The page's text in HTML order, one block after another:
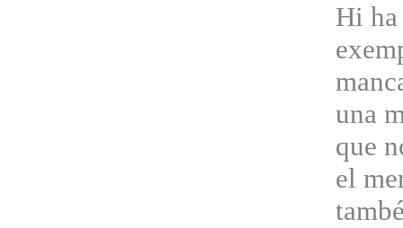
Hi ha
una
que
el